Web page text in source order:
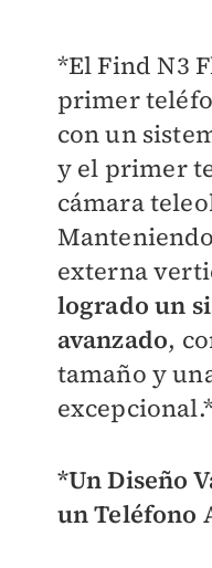
*El Find N3
primer
con un
y el primer
cámara
externa
logrado un
avanzado,
tamaño y
*Un Diseño
un Teléfono